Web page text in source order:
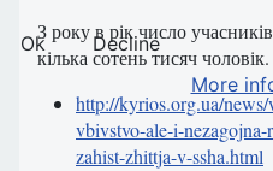
З року в рік число
кілька сотень тисяч чоловік.
http://kyrios.org.ua/
vbivstvo-ale-i-
zahist-zhittja-v-ssha.html
Ok
Decline
More